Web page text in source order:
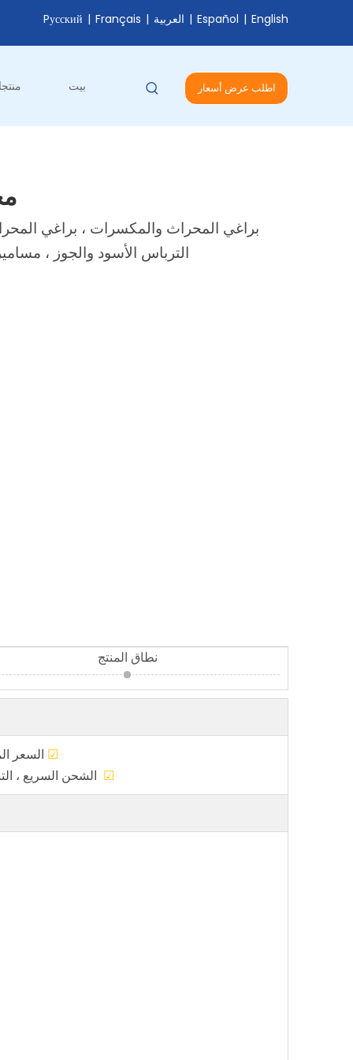
English
|
Español
| العربية |
Français
|
Pусский
بيت اطلب عرض أسعار
الترباس الأسود والجوز ،
نطاق المنتج
☑
☑ الشحن